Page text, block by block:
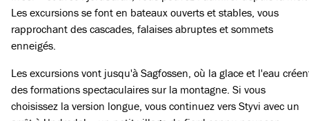
Les excursions se font en bateaux ouverts et stables, vous
rapprochant des cascades, falaises abruptes et sommets
enneigés.
Les excursions vont jusqu'à Sagfossen, où la glace et l'eau
des formations spectaculaires sur la montagne. Si vous
choisissez la version longue, vous continuez vers Styvi avec un